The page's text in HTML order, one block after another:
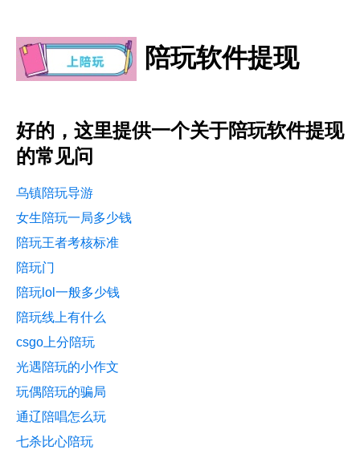
陪玩软件提现
好的，这里提供一个关于陪玩软件提现
的常见问
乌镇陪玩导游
女生陪玩一局多少钱
陪玩王者考核标准
陪玩门
陪玩lol一般多少钱
陪玩线上有什么
csgo上分陪玩
光遇陪玩的小作文
玩偶陪玩的骗局
通辽陪唱怎么玩
七杀比心陪玩